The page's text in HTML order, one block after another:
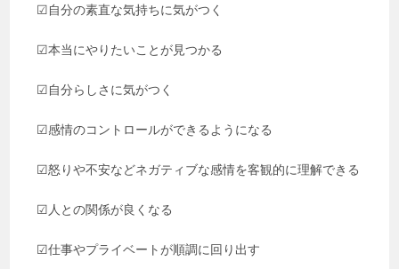
☑︎自分の素直な気持ちに気がつく
☑︎本当にやりたいことが見つかる
☑︎自分らしさに気がつく
☑︎感情のコントロールができるようになる
☑︎怒りや不安などネガティブな感情を客観的に理解できる
☑︎人との関係が良くなる
☑︎仕事やプライベートが順調に回り出す